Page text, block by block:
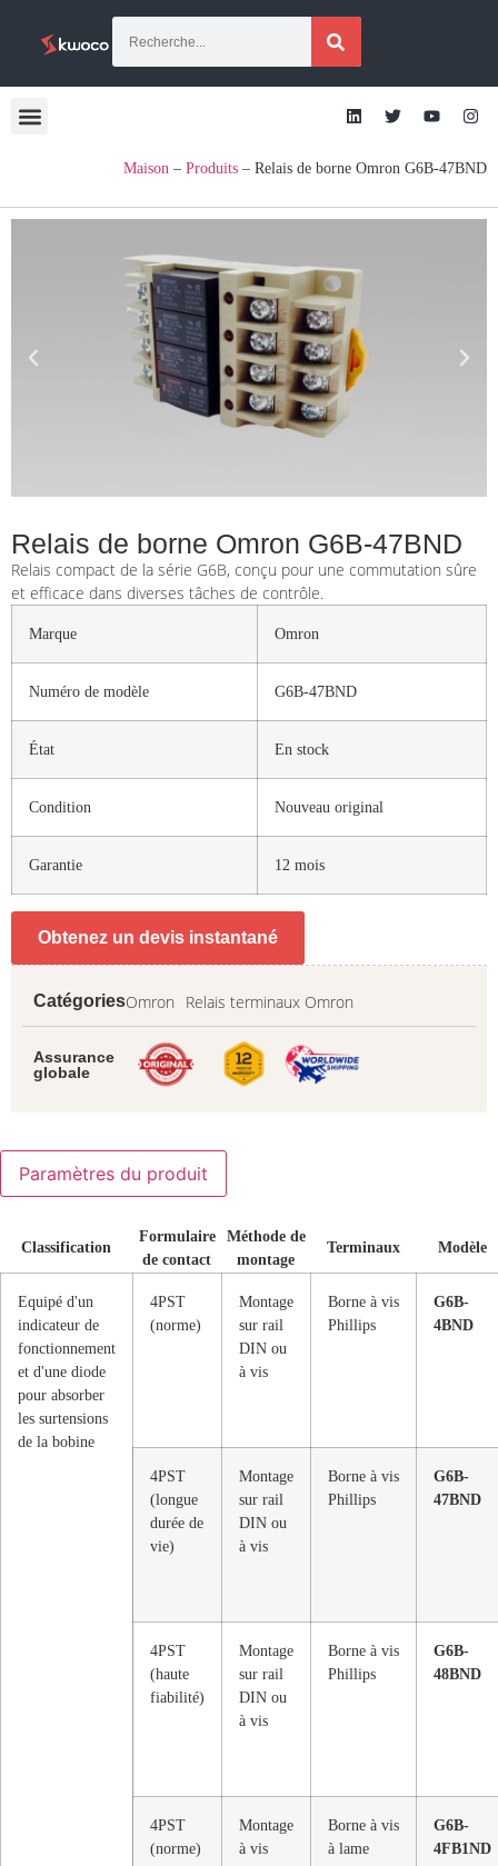
Maison – Produits – Relais de borne Omron G6B-47BND
Relais de borne Omron G6B-47BND
Relais compact de la série G6B, conçu pour une commutation sûre
et efficace dans diverses tâches de contrôle.
Marque Omron
Numéro de modèle G6B-47BND
État En stock
Condition Nouveau original
Garantie 12 mois
Obtenez un devis instantané
CatégoriesOmron Relais terminaux Omron
Assurance
globale
Paramètres du produit
Classification
Formulaire
de contact
Méthode de
montage
Terminaux Modèle
Equipé d'un
indicateur de
fonctionnement
et d'une diode
pour absorber
les surtensions
de la bobine
4PST
(norme)
Montage
sur rail
DIN ou
à vis
Borne à vis
Phillips
G6B-
4BND
4PST
(longue
durée de
vie)
Montage
sur rail
DIN ou
à vis
Borne à vis
Phillips
G6B-
47BND
4PST
(haute
fiabilité)
Montage
sur rail
DIN ou
à vis
Borne à vis
Phillips
G6B-
48BND
4PST
(norme)
Montage
à vis
Borne à vis
à lame
G6B-
4FB1ND